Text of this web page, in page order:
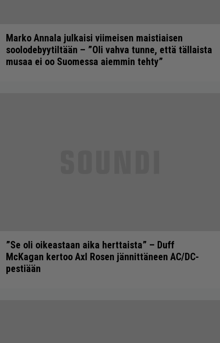
Marko Annala julkaisi viimeisen maistiaisen
soolodebyytiltään – ”Oli vahva tunne, että tällaista
musaa ei oo Suomessa aiemmin tehty”
”Se oli oikeastaan aika herttaista” – Duff
McKagan kertoo Axl Rosen jännittäneen AC/DC-
pestiään